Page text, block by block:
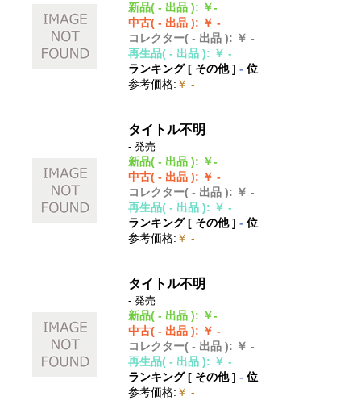
新品( - 出品 ): ￥-
中古( - 出品 ): ￥ -
コレクター( - 出品 ): ￥ -
再生品( - 出品 ): ￥ -
ランキング [ その他]- 位
参考価格: ￥ -
タイトル不明
- 発売
新品( - 出品 ): ￥-
中古( - 出品 ): ￥ -
コレクター( - 出品 ): ￥ -
再生品( - 出品 ): ￥ -
ランキング [ その他]- 位
参考価格: ￥ -
タイトル不明
- 発売
新品( - 出品 ): ￥-
中古( - 出品 ): ￥ -
コレクター( - 出品 ): ￥ -
再生品( - 出品 ): ￥ -
ランキング [ その他]- 位
参考価格: ￥ -